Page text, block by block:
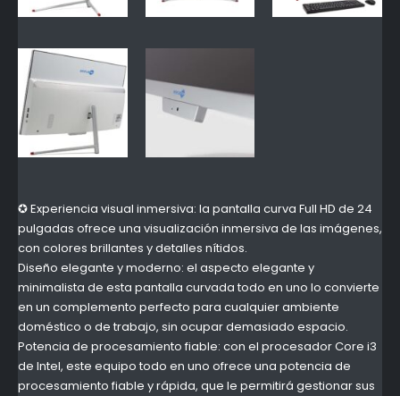
✪ Experiencia visual inmersiva: la pantalla curva Full HD de 24
pulgadas ofrece una visualización inmersiva de las imágenes,
con colores brillantes y detalles nítidos.
Diseño elegante y moderno: el aspecto elegante y
minimalista de esta pantalla curvada todo en uno lo convierte
en un complemento perfecto para cualquier ambiente
doméstico o de trabajo, sin ocupar demasiado espacio.
Potencia de procesamiento fiable: con el procesador Core i3
de Intel, este equipo todo en uno ofrece una potencia de
procesamiento fiable y rápida, que le permitirá gestionar sus